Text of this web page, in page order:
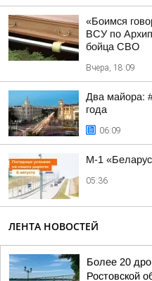
«Боимся
ВСУ по
бойца СВО
Вчера, 18:09
Два майора:
года
06:09
М-1
05:36
ЛЕНТА НОВОСТЕЙ
Более 20
Ростовской